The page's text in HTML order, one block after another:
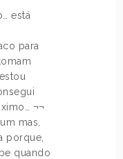
está
para
¬¬
mas,
porque,
quando